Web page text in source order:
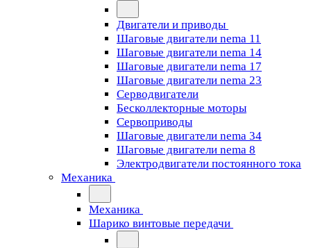
Двигатели и приводы
Шаговые двигатели nema 11
Шаговые двигатели nema 14
Шаговые двигатели nema 17
Шаговые двигатели nema 23
Cерводвигатели
Бесколлекторные моторы
Сервоприводы
Шаговые двигатели nema 34
Шаговые двигатели nema 8
Электродвигатели постоянного тока
Механика
Механика
Шарико винтовые передачи